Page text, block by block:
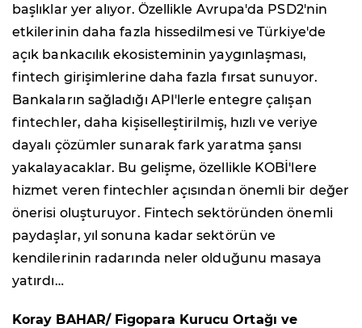
başlıklar yer alıyor. Özellikle Avrupa'da PSD2'nin
etkilerinin daha fazla hissedilmesi ve Türkiye'de
açık bankacılık ekosisteminin yaygınlaşması,
fintech girişimlerine daha fazla fırsat sunuyor.
Bankaların sağladığı API'lerle entegre çalışan
fintechler, daha kişiselleştirilmiş, hızlı ve veriye
dayalı çözümler sunarak fark yaratma şansı
yakalayacaklar. Bu gelişme, özellikle KOBİ'lere
hizmet veren fintechler açısından önemli bir değer
önerisi oluşturuyor. Fintech sektöründen önemli
paydaşlar, yıl sonuna kadar sektörün ve
kendilerinin radarında neler olduğunu masaya
yatırdı…
Koray BAHAR/ Figopara Kurucu Ortağı ve